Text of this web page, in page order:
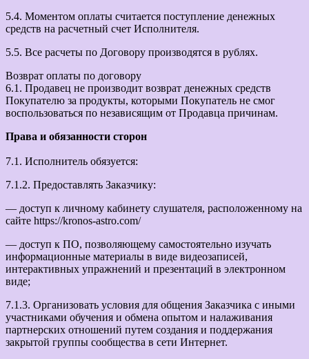
5.4. Моментом оплаты считается поступление денежных
средств на расчетный счет Исполнителя.
5.5. Все расчеты по Договору производятся в рублях.
Возврат оплаты по договору
6.1. Продавец не производит возврат денежных средств
Покупателю за продукты, которыми Покупатель не смог
воспользоваться по независящим от Продавца причинам.
Права и обязанности сторон
7.1. Исполнитель обязуется:
7.1.2. Предоставлять Заказчику:
— доступ к личному кабинету слушателя, расположенному на
сайте https://kronos-astro.com/
— доступ к ПО, позволяющему самостоятельно изучать
информационные материалы в виде видеозаписей,
интерактивных упражнений и презентаций в электронном
виде;
7.1.3. Организовать условия для общения Заказчика с иными
участниками обучения и обмена опытом и налаживания
партнерских отношений путем создания и поддержания
закрытой группы сообщества в сети Интернет.